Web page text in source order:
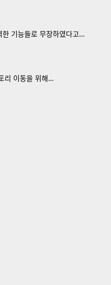
기능들로 무장하였다고…
리 이동을 위해…